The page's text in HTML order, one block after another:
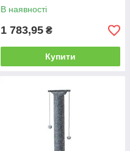
В наявності
1 783,95 ₴
Купити